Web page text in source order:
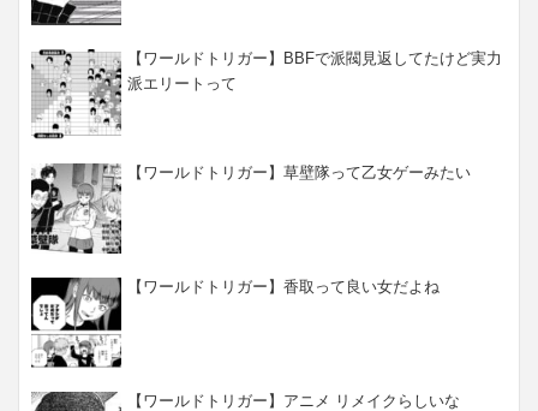
【ワールドトリガー】BBFで派閥見返してたけど実力
派エリートって
【ワールドトリガー】草壁隊って乙女ゲーみたい
【ワールドトリガー】香取って良い女だよね
【ワールドトリガー】アニメ リメイクらしいな